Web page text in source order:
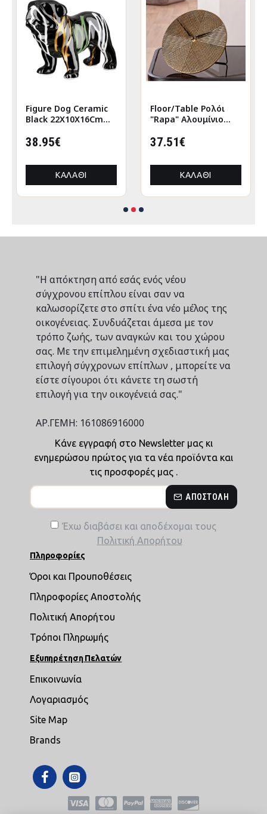
Figure Dog Ceramic
Black 22X10X16Cm
38.95€
ΚΑΛΆΘΙ
Floor/Table Ρολόι
"Rapa" Αλουμίνιο
155 cm D. 205 cm
37.51€
ΚΑΛΆΘΙ
"Η απόκτηση από εσάς ενός νέου
σύγχρονου επίπλου είναι σαν να
καλωσορίζετε στο σπίτι ένα νέο μέλος της
οικογένειας. Συνδυάζεται άμεσα με τον
τρόπο ζωής, των αναγκών και του χώρου
σας. Με την επιμελημένη σχεδιαστική μας
επιλογή σύγχρονων επίπλων , μπορείτε να
είστε σίγουροι ότι κάνετε τη σωστή
επιλογή για την οικογένειά σας."
ΑΡ.ΓΕΜΗ: 161086916000
Κάνε εγγραφή στο Newsletter μας κι
ενημερώσου πρώτος για τα νέα προϊόντα και
τις προσφορές μας .
ΑΠΟΣΤΟΛΉ
Έχω διαβάσει και αποδέχομαι τους
Πολιτική Απορήτου
Πληροφορίες
Όροι και Προυποθέσεις
Πληροφορίες Αποστολής
Πολιτική Απορήτου
Τρόποι Πληρωμής
Εξυπηρέτηση Πελατών
Επικοινωνία
Λογαριασμός
Site Map
Brands